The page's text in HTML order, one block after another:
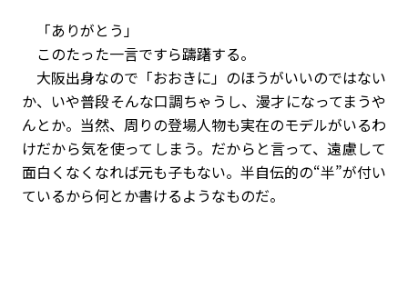
「ありがとう」
このたった一言ですら躊躇する。
大阪出身なので「おおきに」のほうがいいのではない
か、いや普段そんな口調ちゃうし、漫才になってまうや
んとか。当然、周りの登場人物も実在のモデルがいるわ
けだから気を使ってしまう。だからと言って、遠慮して
面白くなくなれば元も子もない。半自伝的の“半”が付い
ているから何とか書けるようなものだ。